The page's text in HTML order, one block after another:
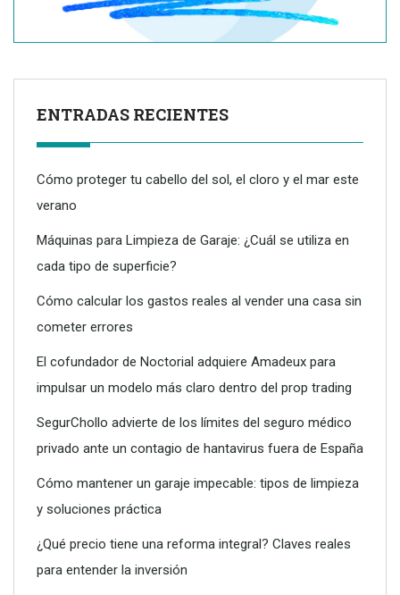
Dreame advierte: no todos los purificadores de aire son
eficaces contra la alergia
Conoce todos los servicios que puede ofrecerte un vivero
ENTRADAS RECIENTES
Cómo proteger tu cabello del sol, el cloro y el mar este
verano
Máquinas para Limpieza de Garaje: ¿Cuál se utiliza en
cada tipo de superficie?
Cómo calcular los gastos reales al vender una casa sin
cometer errores
El cofundador de Noctorial adquiere Amadeux para
impulsar un modelo más claro dentro del prop trading
SegurChollo advierte de los límites del seguro médico
privado ante un contagio de hantavirus fuera de España
Cómo mantener un garaje impecable: tipos de limpieza
y soluciones práctica
¿Qué precio tiene una reforma integral? Claves reales
para entender la inversión